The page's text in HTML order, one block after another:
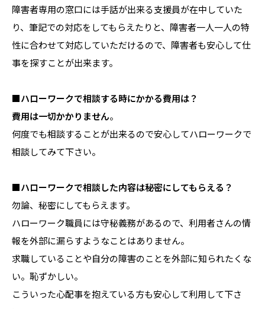
障害者専用の窓口には手話が出来る支援員が在中していた
り、筆記での対応をしてもらえたりと、障害者一人一人の特
性に合わせて対応していただけるので、障害者も安心して仕
事を探すことが出来ます。
■ハローワークで相談する時にかかる費用は？
費用は一切かかりません。
何度でも相談することが出来るので安心してハローワークで
相談してみて下さい。
■ハローワークで相談した内容は秘密にしてもらえる？
勿論、秘密にしてもらえます。
ハローワーク職員には守秘義務があるので、利用者さんの情
報を外部に漏らすようなことはありません。
求職していることや自分の障害のことを外部に知られたくな
い。恥ずかしい。
こういった心配事を抱えている方も安心して利用して下さ